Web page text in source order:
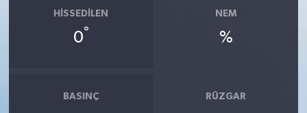
HISSEDILEN
0°
NEM
%
BASINÇ RÜZGAR